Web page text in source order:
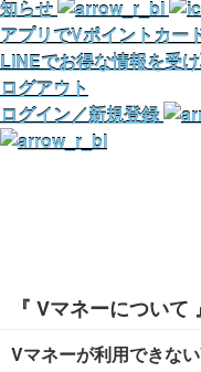
知らせ
アプリでVポイントカー
LINEでお得な情報を受
ログアウト
ログイン／新規登録
『 Vマネーについて
Vマネーが利用できな